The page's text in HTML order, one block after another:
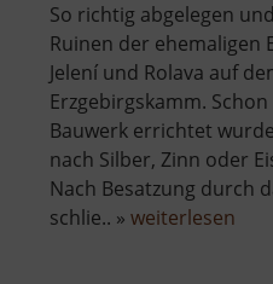
So richtig abgelegen
Ruinen der ehemaligen
Jelení und Rolava auf
Erzgebirgskamm.
Bauwerk errichtet
nach Silber, Zinn oder
Nach Besatzung durch
schlie.. » weiterlesen